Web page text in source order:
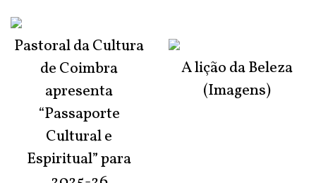
Pastoral da Cultura
de Coimbra
apresenta
“Passaporte
Cultural e
Espiritual” para
A lição da Beleza
(Imagens)